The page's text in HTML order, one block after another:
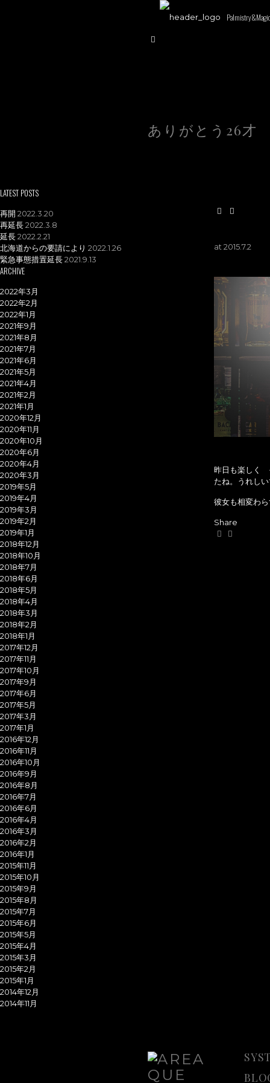
ありがとう26才
at 2015.7.2
昨日も楽しく
たね。うれし
彼女も相変わ
Share
LATEST POSTS
再開 2022.3.20
再延長2022.3.8
延長2022.2.21
北海道からの要請により 2022.1.26
緊急事態措置延長2021.9.13
ARCHIVE
2022年3月
2022年2月
2022年1月
2021年9月
2021年8月
2021年7月
2021年6月
2021年5月
2021年4月
2021年2月
2021年1月
2020年12月
2020年11月
2020年10月
2020年6月
2020年4月
2020年3月
2019年5月
2019年4月
2019年3月
2019年2月
2019年1月
2018年12月
2018年10月
2018年7月
2018年6月
2018年5月
2018年4月
2018年3月
2018年2月
2018年1月
2017年12月
2017年11月
2017年10月
2017年9月
2017年6月
2017年5月
2017年3月
2017年1月
2016年12月
2016年11月
2016年10月
2016年9月
2016年8月
2016年7月
2016年6月
2016年4月
2016年3月
2016年2月
2016年1月
2015年11月
2015年10月
2015年9月
2015年8月
2015年7月
2015年6月
2015年5月
2015年4月
2015年3月
2015年2月
2015年1月
2014年12月
2014年11月